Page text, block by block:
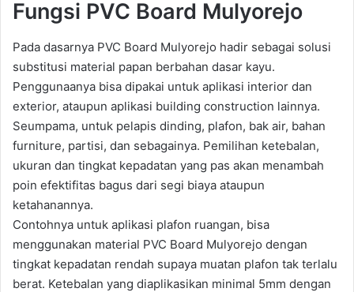
Fungsi PVC Board Mulyorejo
Pada dasarnya PVC Board Mulyorejo hadir sebagai solusi
substitusi material papan berbahan dasar kayu.
Penggunaanya bisa dipakai untuk aplikasi interior dan
exterior, ataupun aplikasi building construction lainnya.
Seumpama, untuk pelapis dinding, plafon, bak air, bahan
furniture, partisi, dan sebagainya. Pemilihan ketebalan,
ukuran dan tingkat kepadatan yang pas akan menambah
poin efektifitas bagus dari segi biaya ataupun
ketahanannya.
Contohnya untuk aplikasi plafon ruangan, bisa
menggunakan material PVC Board Mulyorejo dengan
tingkat kepadatan rendah supaya muatan plafon tak terlalu
berat. Ketebalan yang diaplikasikan minimal 5mm dengan